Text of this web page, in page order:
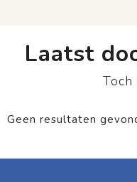
Laatst
Geen resultaten